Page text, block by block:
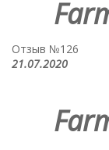
Отзыв №126
21.07.2020